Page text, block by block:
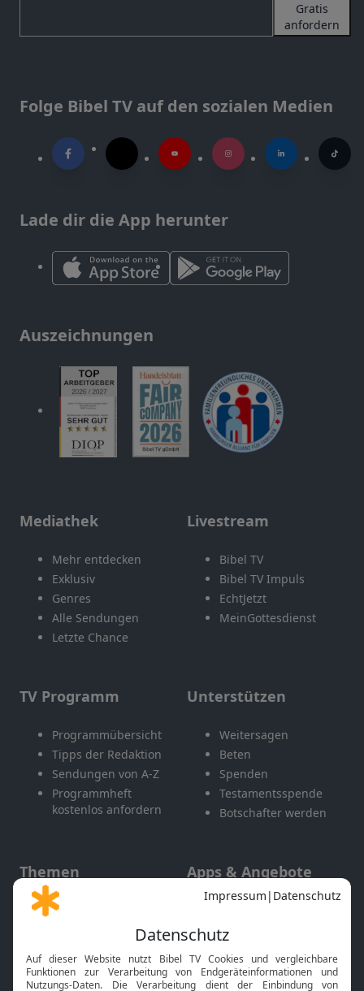
Gratis
anfordern
Folge Bibel TV auf den sozialen Medien
Lade dir die App herunter
Auszeichnungen
Mediathek
Mehr entdecken
Exklusiv
Genres
Alle Sendungen
Letzte Chance
Livestream
Bibel TV
Bibel TV Impuls
EchtJetzt
MeinGottesdienst
TV Programm
Programmübersicht
Tipps der Redaktion
Sendungen von A-Z
Programmheft
kostenlos anfordern
Unterstützen
Weitersagen
Beten
Spenden
Testamentsspende
Botschafter werden
Themen
Gott und Bibel erklärt
Neuigkeiten
Apps & Angebote
Mobile App
Smart TV